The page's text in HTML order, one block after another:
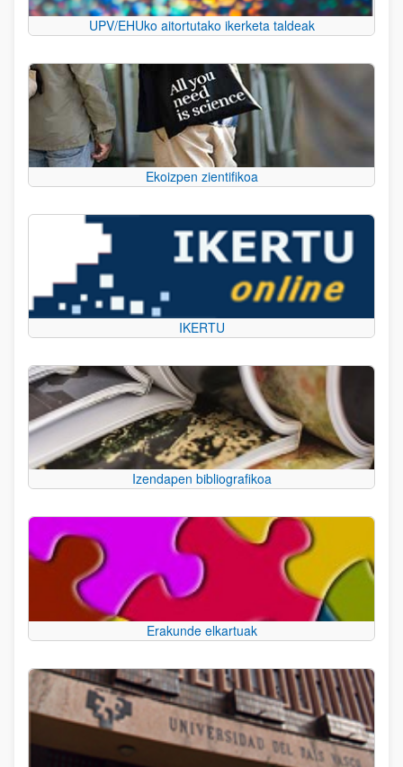
UPV/EHUko aitortutako ikerketa taldeak
Ekoizpen zientifikoa
IKERTU
Izendapen bibliografikoa
Erakunde elkartuak